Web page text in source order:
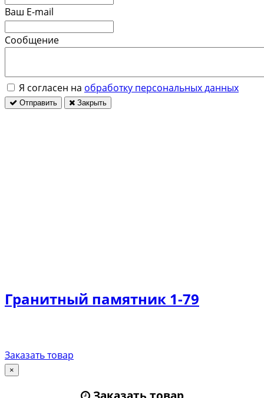
Ваш E-mail
Сообщение
Я согласен на обработку персональных данных
Отправить Закрыть
Гранитный памятник 1-79
Заказать товар
×